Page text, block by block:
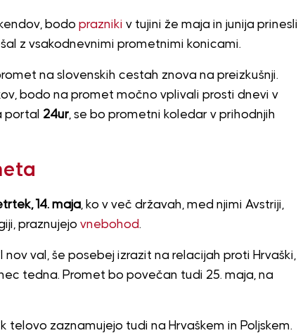
bodo prazniki v tujini že maja in junija prinesli
z vsakodnevnimi prometnimi konicami.
na slovenskih cestah znova na preizkušnji.
bodo na promet močno vplivali prosti dnevi v
portal 24ur, se bo prometni koledar v prihodnjih
14. maja, ko v več državah, med njimi Avstriji,
praznujejo vnebohod.
nov val, še posebej izrazit na relacijah proti Hrvaški,
tedna. Promet bo povečan tudi 25. maja, na
telovo zaznamujejo tudi na Hrvaškem in Poljskem.